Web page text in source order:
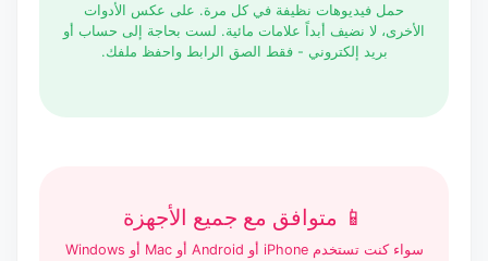
حمل فيديوهات نظيفة في كل مرة. على عكس الأدوات
الأخرى، لا نضيف أبداً علامات مائية. لست بحاجة إلى حساب أو
بريد إلكتروني - فقط الصق الرابط واحفظ ملفك.
📱 متوافق مع جميع الأجهزة
سواء كنت تستخدم iPhone أو Android أو Mac أو Windows